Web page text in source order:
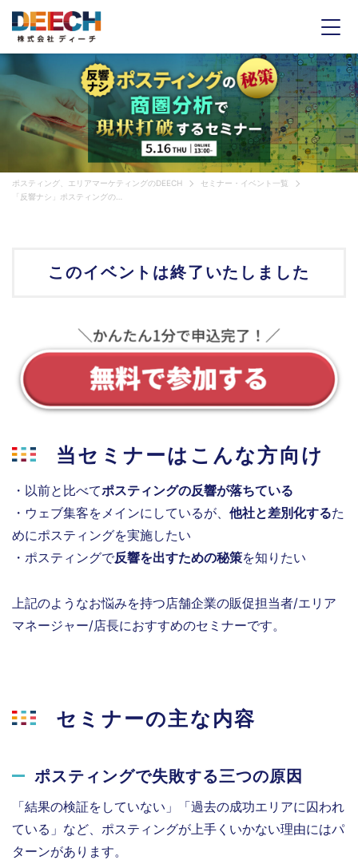
ポスティング、エリアマーケティングのDEECH
セミナー・イベント一覧
「反響ナシ」ポスティングの秘策 商圏分析で現状打破するセミナー
このイベントは終了いたしました
当セミナーはこんな方向け
・以前と比べてポスティングの反響が落ちている
・ウェブ集客をメインにしているが、 他社と差別化するた
めにポスティングを実施したい
・ ポスティングで反響を出すための秘策を知りたい
上記のようなお悩みを持つ店舗企業の販促担当者/エリア
マネージャー/店長におすすめのセミナーです。
セミナーの主な内容
ポスティングで失敗する三つの原因
「結果の検証をしていない」「過去の成功エリアに囚われ
ている」など、ポスティングが上手くいかない理由にはパ
ターンがあります。